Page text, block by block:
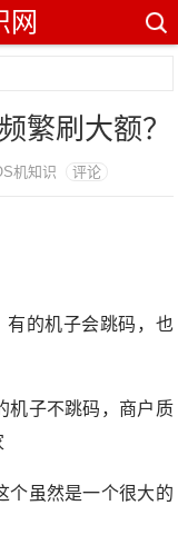
网
繁刷大额？
机知识 评论
有的机子会跳码，也
机子不跳码，商户质
个虽然是一个很大的